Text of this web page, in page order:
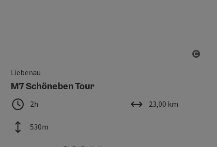
Liebenau
M7 Schöneben Tour
Dauer 2h
Höhenmeter
530m
Länge 23,00 km